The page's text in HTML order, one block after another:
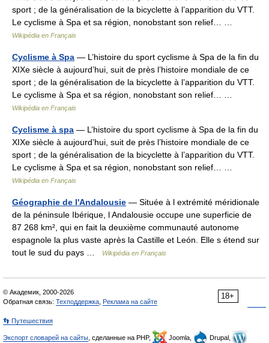
sport ; de la généralisation de la bicyclette à l’apparition du VTT.
Le cyclisme à Spa et sa région, nonobstant son relief… …
Wikipédia en Français
Cyclisme à Spa — L’histoire du sport cyclisme à Spa de la fin du
XIXe siècle à aujourd’hui, suit de près l’histoire mondiale de ce
sport ; de la généralisation de la bicyclette à l’apparition du VTT.
Le cyclisme à Spa et sa région, nonobstant son relief… …
Wikipédia en Français
Cyclisme à spa — L’histoire du sport cyclisme à Spa de la fin du
XIXe siècle à aujourd’hui, suit de près l’histoire mondiale de ce
sport ; de la généralisation de la bicyclette à l’apparition du VTT.
Le cyclisme à Spa et sa région, nonobstant son relief… …
Wikipédia en Français
Géographie de l'Andalousie — Située à l extrémité méridionale
de la péninsule Ibérique, l Andalousie occupe une superficie de
87 268 km², qui en fait la deuxième communauté autonome
espagnole la plus vaste après la Castille et León. Elle s étend sur
tout le sud du pays …
Wikipédia en Français
18+
© Академик, 2000-2026
Обратная связь: Техподдержка Реклама на сайте
👣 Путешествия
Экспорт словарей на сайты , сделанные на PHP, Joomla,
Drupal,